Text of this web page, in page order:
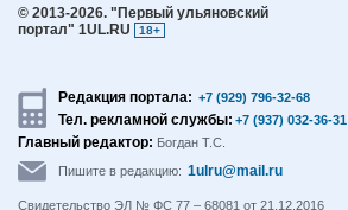
© 2013-2026. "Первый ульяновский
портал" 1UL.RU
18+
Редакция портала: +7 (929) 796-32-68
Тел. рекламной службы: +7 (937) 032-36-31
Главный редактор: Богдан Т.С.
Пишите в редакцию: 1ulru@mail.ru
Свидетельство ЭЛ № ФС 77 – 68081 от 21.12.2016